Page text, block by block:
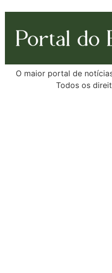
O maior portal de
Todos os